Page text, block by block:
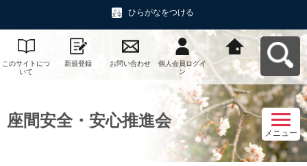
ひらがなをつける
このサイトにつ
いて
新規登録 お問い合わせ
個人会員ログイ
ン
座間市民活動サ
ポートセンタ
ー ざまっとへ
戻る
座間安全・安心推進会
メニュー